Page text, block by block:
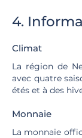
4.
Climat
La région de
avec quatre
étés et à des
Monnaie
La monnaie